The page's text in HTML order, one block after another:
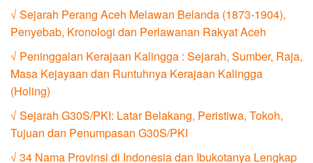
√ Sejarah Perang Aceh Melawan Belanda (1873-1904),
Penyebab, Kronologi dan Perlawanan Rakyat Aceh
√ Peninggalan Kerajaan Kalingga : Sejarah, Sumber, Raja,
Masa Kejayaan dan Runtuhnya Kerajaan Kalingga
(Holing)
√ Sejarah G30S/PKI: Latar Belakang, Peristiwa, Tokoh,
Tujuan dan Penumpasan G30S/PKI
√ 34 Nama Provinsi di Indonesia dan Ibukotanya Lengkap